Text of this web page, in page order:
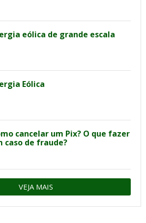
eólica de grande escala
Eólica
cancelar um Pix? O que fazer
caso de fraude?
VEJA MAIS